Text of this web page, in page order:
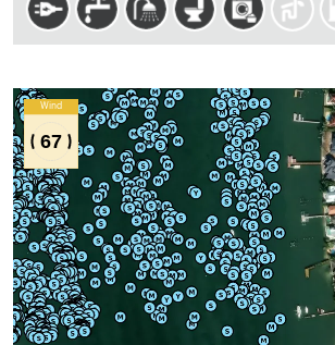
Wind
67